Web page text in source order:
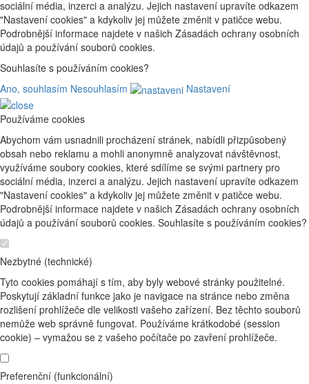
sociální média, inzerci a analýzu. Jejich nastavení upravíte odkazem
"Nastavení cookies" a kdykoliv jej můžete změnit v patičce webu.
Podrobnější informace najdete v našich Zásadách ochrany osobních
údajů a používání souborů cookies.
Souhlasíte s používáním cookies?
Ano, souhlasím Nesouhlasím Nastavení
Používáme cookies
Abychom vám usnadnili procházení stránek, nabídli přizpůsobený
obsah nebo reklamu a mohli anonymně analyzovat návštěvnost,
využíváme soubory cookies, které sdílíme se svými partnery pro
sociální média, inzerci a analýzu. Jejich nastavení upravíte odkazem
"Nastavení cookies" a kdykoliv jej můžete změnit v patičce webu.
Podrobnější informace najdete v našich Zásadách ochrany osobních
údajů a používání souborů cookies. Souhlasíte s používáním cookies?
Nezbytné (technické)
Tyto cookies pomáhají s tím, aby byly webové stránky použitelné.
Poskytují základní funkce jako je navigace na stránce nebo změna
rozlišení prohlížeče dle velikosti vašeho zařízení. Bez těchto souborů
nemůže web správně fungovat. Používáme krátkodobé (session
cookie) – vymažou se z vašeho počítače po zavření prohlížeče.
Preferenční (funkcionální)